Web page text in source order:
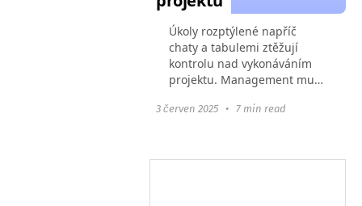
Úkoly rozptýlené napříč
chaty a tabulemi ztěžují
kontrolu nad vykonáváním
projektu. Management musí
synchronizováním týmu, aby
3 červen 2025 • 7 min read